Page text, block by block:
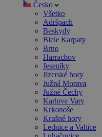
Česko
Všetko
Adršpach
Beskydy
Biele Karpaty
Brno
Harrachov
Jeseníky
Jizerské hory
Južná Morava
Južné Čechy
Karlove Vary
Krkonoše
Krušné hory
Lednice a Valtice